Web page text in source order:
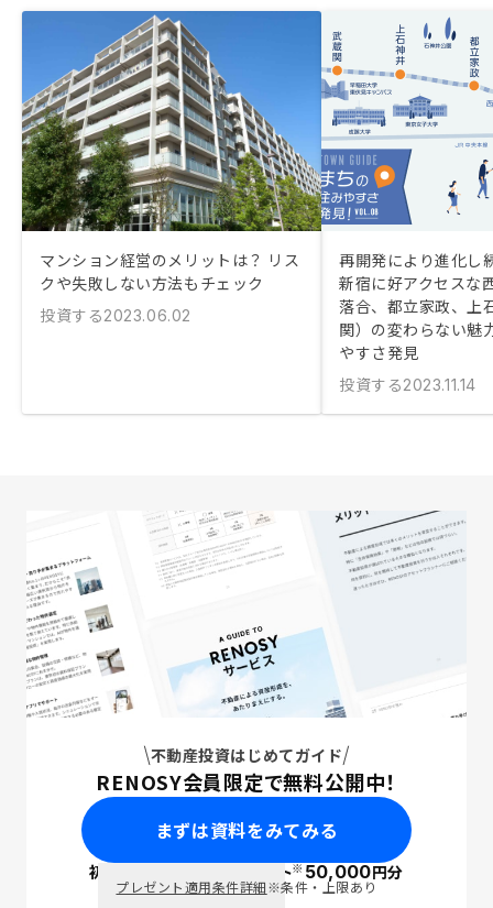
マンション経営のメリットは？ リス
クや失敗しない方法もチェック
投資する2023.06.02
再開発により進化し
新宿に好アクセスな
落合、都立家政、上
関）の変わらない魅
やすさ発見
投資する2023.11.14
不動産投資はじめてガイド
RENOSY会員限定で無料公開中！
まずは資料をみてみる
初回面談で ポイント※50,000円分
プレゼント適用条件詳細※条件・上限あり